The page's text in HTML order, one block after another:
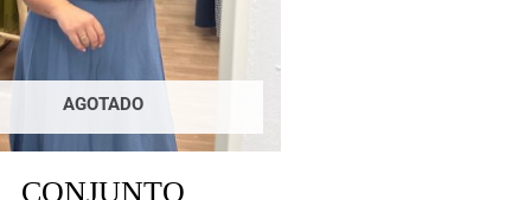
AGOTADO
CONJUNTO